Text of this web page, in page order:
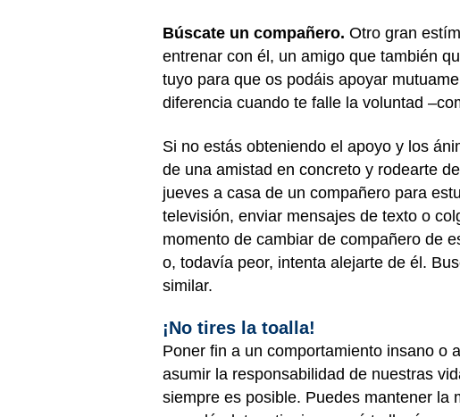
Búscate un compañero. Otro gran
entrenar con él, un amigo que también
tuyo para que os podáis apoyar
diferencia cuando te falle la voluntad
Si no estás obteniendo el apoyo y los
de una amistad en concreto y rodearte
jueves a casa de un compañero para
televisión, enviar mensajes de texto o
momento de cambiar de compañero de
o, todavía peor, intenta alejarte de él.
similar.
¡No tires la toalla!
Poner fin a un comportamiento insano o
asumir la responsabilidad de nuestras
siempre es posible. Puedes mantener la